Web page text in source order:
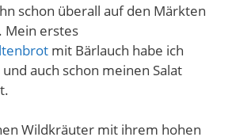
schon überall auf den Märkten
Mein erstes
mit Bärlauch habe ich
auch schon meinen Salat
Wildkräuter mit ihrem hohen